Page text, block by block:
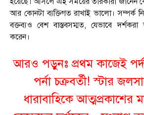
আর কোনটা ব্যক্তিগত রাখাই ভালো। সম্পর্ক
বক্তব্যও বেশ বাস্তবসম্মত, যেভাবে
করেন।
আরও পড়ুনঃ প্রথম কাজেই
পর্না চক্রবর্তী! স্টার
ধারাবাহিকে আত্মপ্রকাশের